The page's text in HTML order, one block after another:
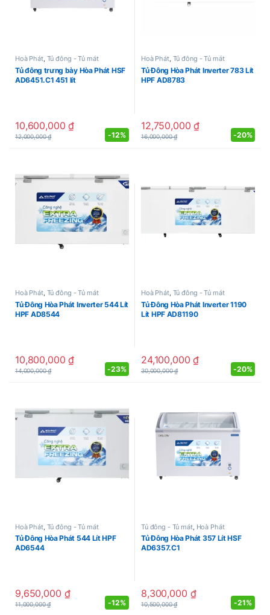
Hoà Phát, Tủ đông - Tủ mát
Tủ đông trưng bày Hòa Phát HSF
AD6451.C1 451 lít
10,600,000₫
12,000,000₫ -12%
Hoà Phát, Tủ đông - Tủ mát
Tủ Đông Hòa Phát Inverter 783 Lít
HPF AD8783
12,750,000₫
16,000,000₫ -20%
Hoà Phát, Tủ đông - Tủ mát
Tủ Đông Hòa Phát Inverter 544 Lít
HPF AD8544
10,800,000₫
14,000,000₫ -23%
Hoà Phát, Tủ đông - Tủ mát
Tủ Đông Hòa Phát Inverter 1190
Lít HPF AD81190
24,100,000₫
30,000,000₫ -20%
Hoà Phát, Tủ đông - Tủ mát
Tủ Đông Hòa Phát 544 Lít HPF
AD6544
9,650,000 ₫
11,000,000₫ -12%
Tủ đông - Tủ mát, Hoà Phát
Tủ Đông Hòa Phát 357 Lít HSF
AD6357.C1
8,300,000 ₫
10,500,000₫ -21%